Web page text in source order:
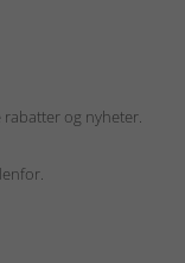
og nyheter.